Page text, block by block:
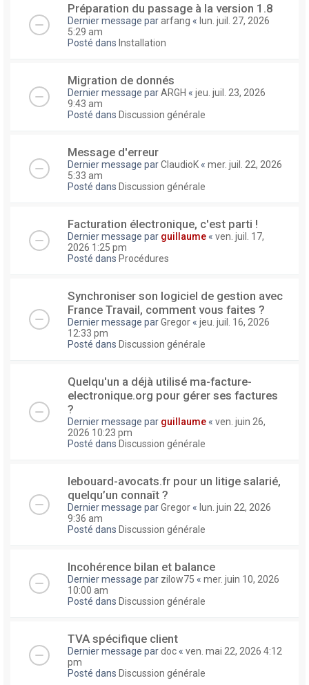
Préparation du passage à la version 1.8
Dernier message pararfang « lun. juil. 27, 2026
5:29 am
Posté dans Installation
Migration de donnés
Dernier message parARGH « jeu. juil. 23, 2026
9:43 am
Posté dans Discussion générale
Message d'erreur
Dernier message parClaudioK « mer. juil. 22, 2026
5:33 am
Posté dans Discussion générale
Facturation électronique, c'est parti !
Dernier message par guillaume « ven. juil. 17,
2026 1:25 pm
Posté dans Procédures
Synchroniser son logiciel de gestion avec
France Travail, comment vous faites ?
Dernier message parGregor « jeu. juil. 16, 2026
12:33 pm
Posté dans Discussion générale
Quelqu'un a déjà utilisé ma-facture-
electronique.org pour gérer ses factures
?
Dernier message par guillaume « ven. juin 26,
2026 10:23 pm
Posté dans Discussion générale
lebouard-avocats.fr pour un litige salarié,
quelqu’un connaît ?
Dernier message parGregor « lun. juin 22, 2026
9:36 am
Posté dans Discussion générale
Incohérence bilan et balance
Dernier message par zilow75 « mer. juin 10, 2026
10:00 am
Posté dans Discussion générale
TVA spécifique client
Dernier message pardoc « ven. mai 22, 2026 4:12
pm
Posté dans Discussion générale